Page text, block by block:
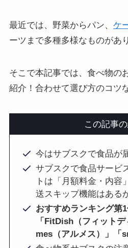
最近では、野菜からパン、 ケ
ーツまで多種多様なものがあ
そこで本記事では、食べ物の
紹介！合わせて選び方のコツ
この記事
今はサブスクで食品が
サブスクで食品サービ
トは「月額料金・内容
送スキップ機能はある
おすすめランキング第
「FitDish（フィット
mes（アルメス）」「